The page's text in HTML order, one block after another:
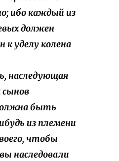
ибо каждый из
должен
к уделу колена
наследующая
сынов
быть
из племени
чтобы
наследовали